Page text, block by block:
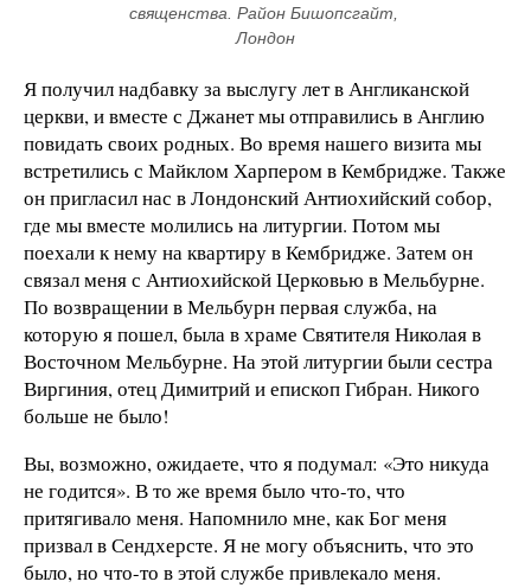
священства. Район Бишопсгайт,
Лондон
Я получил надбавку за выслугу лет в Англиканской
церкви, и вместе с Джанет мы отправились в Англию
повидать своих родных. Во время нашего визита мы
встретились с Майклом Харпером в Кембридже. Также
он пригласил нас в Лондонский Антиохийский собор,
где мы вместе молились на литургии. Потом мы
поехали к нему на квартиру в Кембридже. Затем он
связал меня с Антиохийской Церковью в Мельбурне.
По возвращении в Мельбурн первая служба, на
которую я пошел, была в храме Святителя Николая в
Восточном Мельбурне. На этой литургии были сестра
Виргиния, отец Димитрий и епископ Гибран. Никого
больше не было!
Вы, возможно, ожидаете, что я подумал: «Это никуда
не годится». В то же время было что-то, что
притягивало меня. Напомнило мне, как Бог меня
призвал в Сендхерсте. Я не могу объяснить, что это
было, но что-то в этой службе привлекало меня.